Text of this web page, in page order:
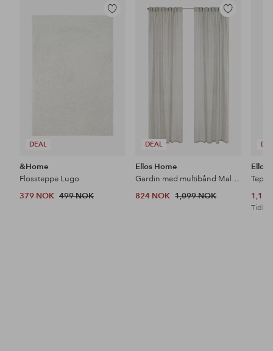
DEAL
Legg
&Home
Flossteppe Lugo
379 NOK 499 NOK
DEAL
Legg
Ellos Home
Gardin med multibånd Malva 2-pk i 100% lin
824 NOK 1,099 NOK
Ellos
Tidl.